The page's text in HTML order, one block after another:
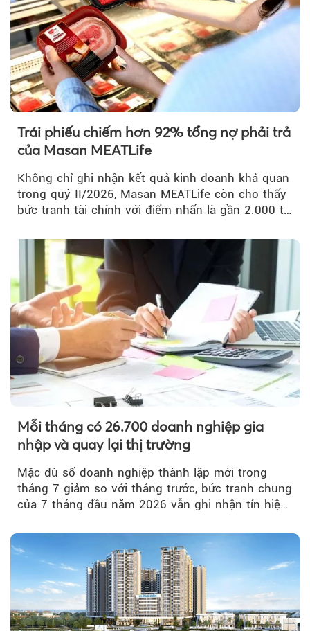
Trái phiếu chiếm hơn 92% tổng nợ phải trả
của Masan MEATLife
Không chỉ ghi nhận kết quả kinh doanh khả quan
trong quý II/2026, Masan MEATLife còn cho thấy
bức tranh tài chính với điểm nhấn là gần 2.000 tỷ
Mỗi tháng có 26.700 doanh nghiệp gia
nhập và quay lại thị trường
Mặc dù số doanh nghiệp thành lập mới trong
tháng 7 giảm so với tháng trước, bức tranh chung
của 7 tháng đầu năm 2026 vẫn ghi nhận tín hiệu